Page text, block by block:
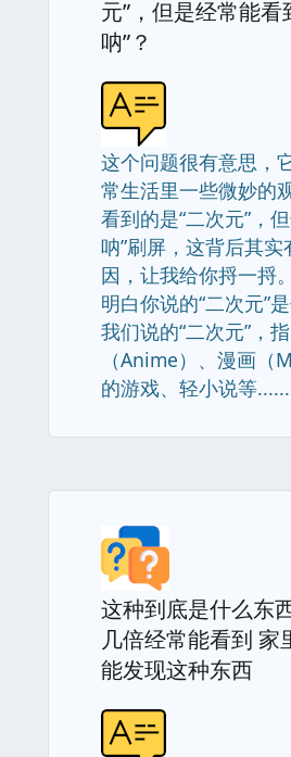
元”，但是经常能看
呐”？
这个问题很有意思，
常生活里一些微妙的
看到的是“二次元”，
呐”刷屏，这背后其
因，让我给你捋一捋
明白你说的“二次元”
我们说的“二次元”，
（Anime）、漫画（
的游戏、轻小说等
这种到底是什么东
几倍经常能看到 家
能发现这种东西